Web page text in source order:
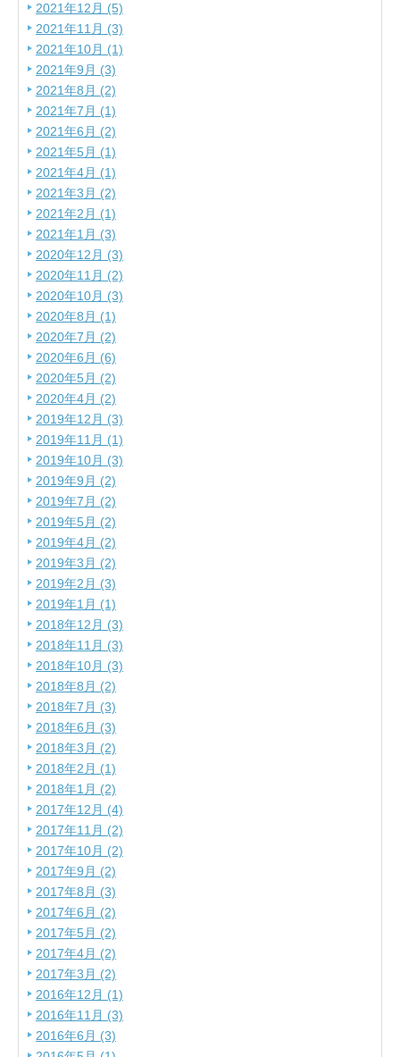
2021年12月 (5)
2021年11月 (3)
2021年10月 (1)
2021年9月 (3)
2021年8月 (2)
2021年7月 (1)
2021年6月 (2)
2021年5月 (1)
2021年4月 (1)
2021年3月 (2)
2021年2月 (1)
2021年1月 (3)
2020年12月 (3)
2020年11月 (2)
2020年10月 (3)
2020年8月 (1)
2020年7月 (2)
2020年6月 (6)
2020年5月 (2)
2020年4月 (2)
2019年12月 (3)
2019年11月 (1)
2019年10月 (3)
2019年9月 (2)
2019年7月 (2)
2019年5月 (2)
2019年4月 (2)
2019年3月 (2)
2019年2月 (3)
2019年1月 (1)
2018年12月 (3)
2018年11月 (3)
2018年10月 (3)
2018年8月 (2)
2018年7月 (3)
2018年6月 (3)
2018年3月 (2)
2018年2月 (1)
2018年1月 (2)
2017年12月 (4)
2017年11月 (2)
2017年10月 (2)
2017年9月 (2)
2017年8月 (3)
2017年6月 (2)
2017年5月 (2)
2017年4月 (2)
2017年3月 (2)
2016年12月 (1)
2016年11月 (3)
2016年6月 (3)